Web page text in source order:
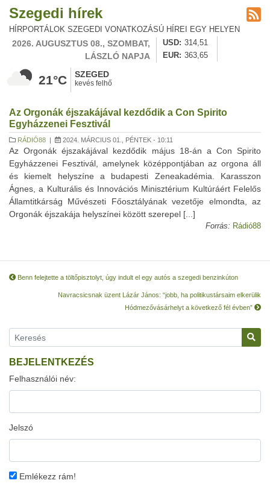
Szegedi hírek
HÍRPORTÁLOK SZEGEDI VONATKOZÁSÚ HÍREI EGY HELYEN
2026. AUGUSZTUS 08., SZOMBAT,
LÁSZLÓ NAPJA
USD
314,51
EUR
363,65
21°C SZEGED
kevés felhő
Az Orgonák éjszakájával kezdődik a Con Spirito
Egyházzenei Fesztivál
RÁDIÓ88 | 2024. MÁRCIUS 01., PÉNTEK - 10:11
Az Orgonák éjszakájával kezdődik május 18-án a Con Spirito
Egyházzenei Fesztivál, amelynek középpontjában az orgona áll
és kiemelt helyszíne a budapesti Zeneakadémia. Karasszon
Ágnes, a Kulturális és Innovációs Minisztérium Kultúráért Felelős
Államtitkárság Művészeti Főosztályának vezetője elmondta, az
Orgonák éjszakája helyszínei között szerepel [...]
Forrás: Rádió88
Benn felejtette a töltőpisztolyt, úgy indult el egy autós a szegedi benzinkúton
Navracsicsnak üzent Lázár János: “jobb, ha politikustársaim elkerülik
Hódmezővásárhelyt a következő fél évben”
BEJELENTKEZÉS
Felhasználói név:
Jelszó
Emlékezz rám!